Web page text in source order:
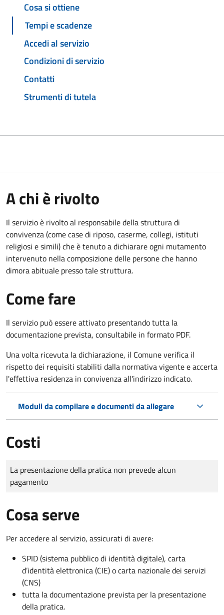
Cosa si ottiene
Tempi e scadenze
Accedi al servizio
Condizioni di servizio
Contatti
Strumenti di tutela
A chi è rivolto
Il servizio è rivolto al responsabile della struttura di
convivenza (come case di riposo, caserme, collegi, istituti
religiosi e simili) che è tenuto a dichiarare ogni mutamento
intervenuto nella composizione delle persone che hanno
dimora abituale presso tale struttura.
Come fare
Il servizio può essere attivato presentando tutta la
documentazione prevista, consultabile in formato PDF.
Una volta ricevuta la dichiarazione, il Comune verifica il
rispetto dei requisiti stabiliti dalla normativa vigente e accerta
l'effettiva residenza in convivenza all'indirizzo indicato.
Moduli da compilare e documenti da allegare
Costi
Tipo di pagamento
Importo
La presentazione della pratica non prevede alcun
pagamento
Cosa serve
Per accedere al servizio, assicurati di avere:
SPID (sistema pubblico di identità digitale), carta
d’identità elettronica (CIE) o carta nazionale dei servizi
(CNS)
tutta la documentazione prevista per la presentazione
della pratica.